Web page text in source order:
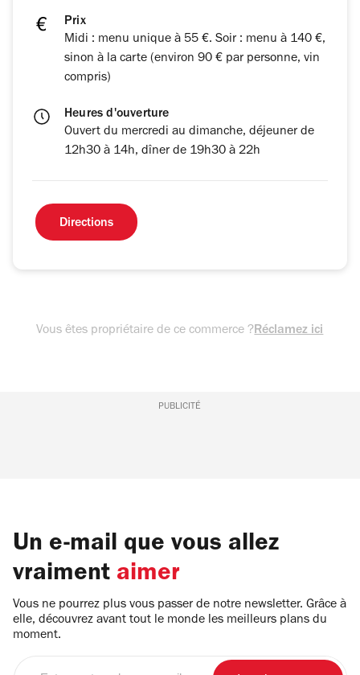
Prix
Midi : menu unique à 55 €. Soir : menu à 140 €,
sinon à la carte (environ 90 € par personne, vin
compris)
Heures d'ouverture
Ouvert du mercredi au dimanche, déjeuner de
12h30 à 14h, dîner de 19h30 à 22h
Directions
Vous êtes propriétaire de ce commerce ?Réclamez ici
PUBLICITÉ
Un e-mail que vous allez
vraiment aimer
Vous ne pourrez plus vous passer de notre newsletter. Grâce à
elle, découvrez avant tout le monde les meilleurs plans du
moment.